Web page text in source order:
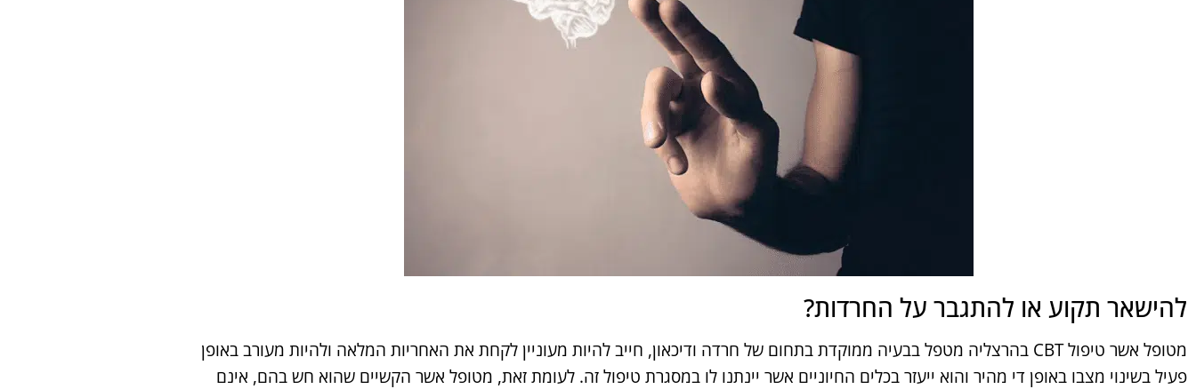
להישאר תקוע או להתגבר על החרדות?
מטופל אשר טיפול CBT בהרצליה מטפל בבעיה ממוקדת בתחום של חרדה ודיכאון, חייב להיות מעוניין לקחת את האחריות המלאה ולהיות מעורב באופן
פעיל בשינוי מצבו באופן די מהיר והוא ייעזר בכלים החיוניים אשר יינתנו לו במסגרת טיפול זה. לעומת זאת, מטופל אשר הקשיים שהוא חש בהם, אינם